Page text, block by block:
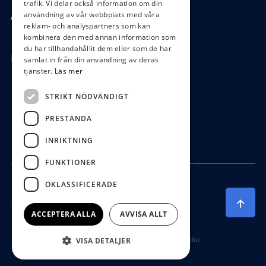
Ångra köp
Hör av dig
0472-104 80
boys@waterboys.se
Ekebogatan 15, 342 30 Alvesta
Producerad av Gota Media Brand Studio
trafik. Vi delar också information om din
användning av vår webbplats med våra
reklam- och analyspartners som kan
kombinera den med annan information som
du har tillhandahållit dem eller som de har
samlat in från din användning av deras
tjänster. Läs mer
STRIKT NÖDVÄNDIGT
PRESTANDA
INRIKTNING
FUNKTIONER
OKLASSIFICERADE
ACCEPTERA ALLA AVVISA ALLT
VISA DETALJER